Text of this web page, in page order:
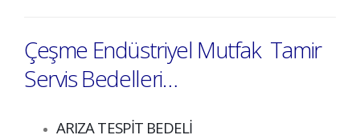
Çeşme Endüstriyel Mutfak Tamir
Servis Bedelleri…
ARIZA TESPİT BEDELİ